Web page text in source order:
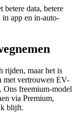
betere data, betere
in app en in-auto-
rijden, maar het is
met vertrouwen EV-
Ons freemium-model
via Premium,
blijft.